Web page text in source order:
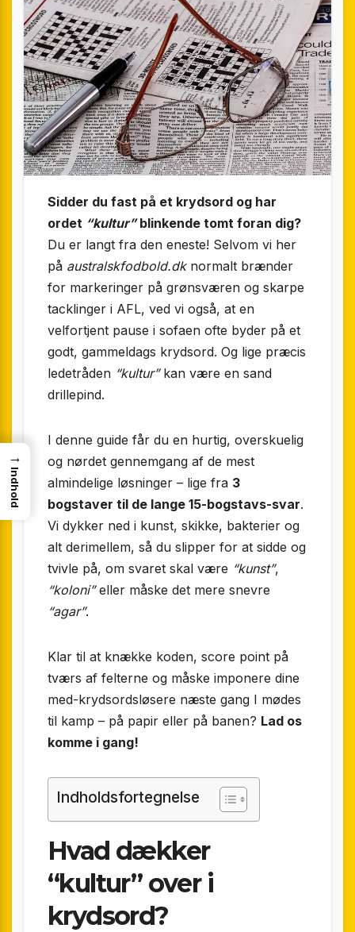
Sidder du fast på et krydsord og har
ordet “kultur”blinkende tomt foran dig?
Du er langt fra den eneste! Selvom vi her
på australskfodbold.dknormalt brænder
for markeringer på grønsværen og skarpe
tacklinger i AFL, ved vi også, at en
velfortjent pause i sofaen ofte byder på et
godt, gammeldags krydsord. Og lige præcis
ledetråden “kultur”kan være en sand
drillepind.
I denne guide får du en hurtig, overskuelig
og nørdet gennemgang af de mest
almindelige løsninger – lige fra 3
bogstaver til de lange 15-bogstavs-svar.
Vi dykker ned i kunst, skikke, bakterier og
alt derimellem, så du slipper for at sidde og
tvivle på, om svaret skal være “kunst”,
“koloni”eller måske det mere snevre
“agar”.
Klar til at knække koden, score point på
tværs af felterne og måske imponere dine
med-krydsordsløsere næste gang I mødes
til kamp – på papir eller på banen? Lad os
komme i gang!
Indholdsfortegnelse
Hvad dækker
“kultur” over i
krydsord?
→
Indhold